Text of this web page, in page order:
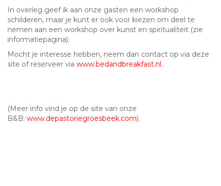
In overleg geef ik aan onze gasten een workshop
schilderen, maar je kunt er ook voor kiezen om deel te
nemen aan een workshop over kunst en spiritualiteit (zie
informatiepagina).
Mocht je interesse hebben, neem dan contact op via deze
site of reserveer via www.bedandbreakfast.nl.
(Meer info vind je op de site van onze
B&B: www.depastoriegroesbeek.com).